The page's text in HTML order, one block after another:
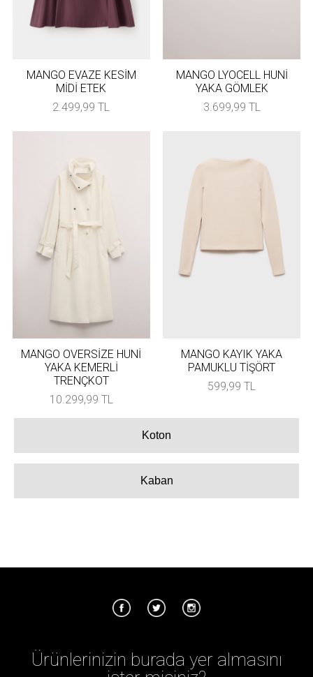
MANGO EVAZE KESİM
MİDİ ETEK
2.499,99 TL
MANGO LYOCELL HUNİ
YAKA GÖMLEK
3.699,99 TL
MANGO OVERSİZE HUNİ
YAKA KEMERLİ
TRENÇKOT
10.299,99 TL
MANGO KAYIK YAKA
PAMUKLU TİŞÖRT
599,99 TL
Koton
Kaban
Ürünlerinizin burada yer almasını